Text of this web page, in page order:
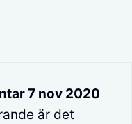
7 nov 2020
är det